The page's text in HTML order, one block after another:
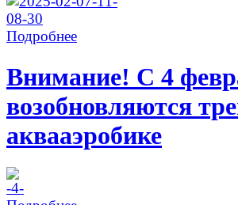
Подробнее
Внимание! С 4
возобновляются
аквааэробике